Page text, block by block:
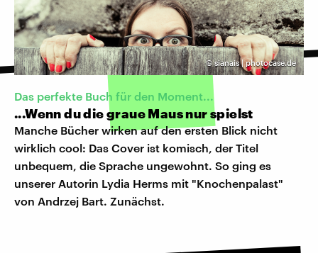
©sianais | photocase.de
Das perfekte Buch für den Moment...
...Wenn du die graue Maus nur spielst
Manche Bücher wirken auf den ersten Blick nicht
wirklich cool: Das Cover ist komisch, der Titel
unbequem, die Sprache ungewohnt. So ging es
unserer Autorin Lydia Herms mit "Knochenpalast"
von Andrzej Bart. Zunächst.